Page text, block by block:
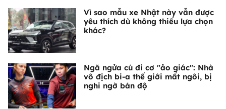
Vì sao mẫu xe Nhật này vẫn được
yêu thích dù không thiếu lựa chọn
khác?
Ngã ngửa cú đi cơ "ảo giác": Nhà
vô địch bi-a thế giới mất ngôi, bị
nghi ngờ bán độ